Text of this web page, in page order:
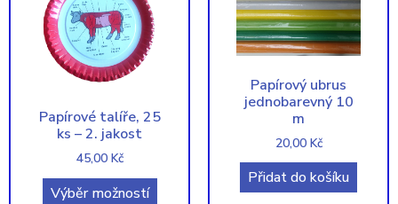
Papírové talíře, 25
ks – 2. jakost
45,00 Kč
Výběr možností
Papírový ubrus
jednobarevný 10
m
20,00 Kč
Přidat do košíku